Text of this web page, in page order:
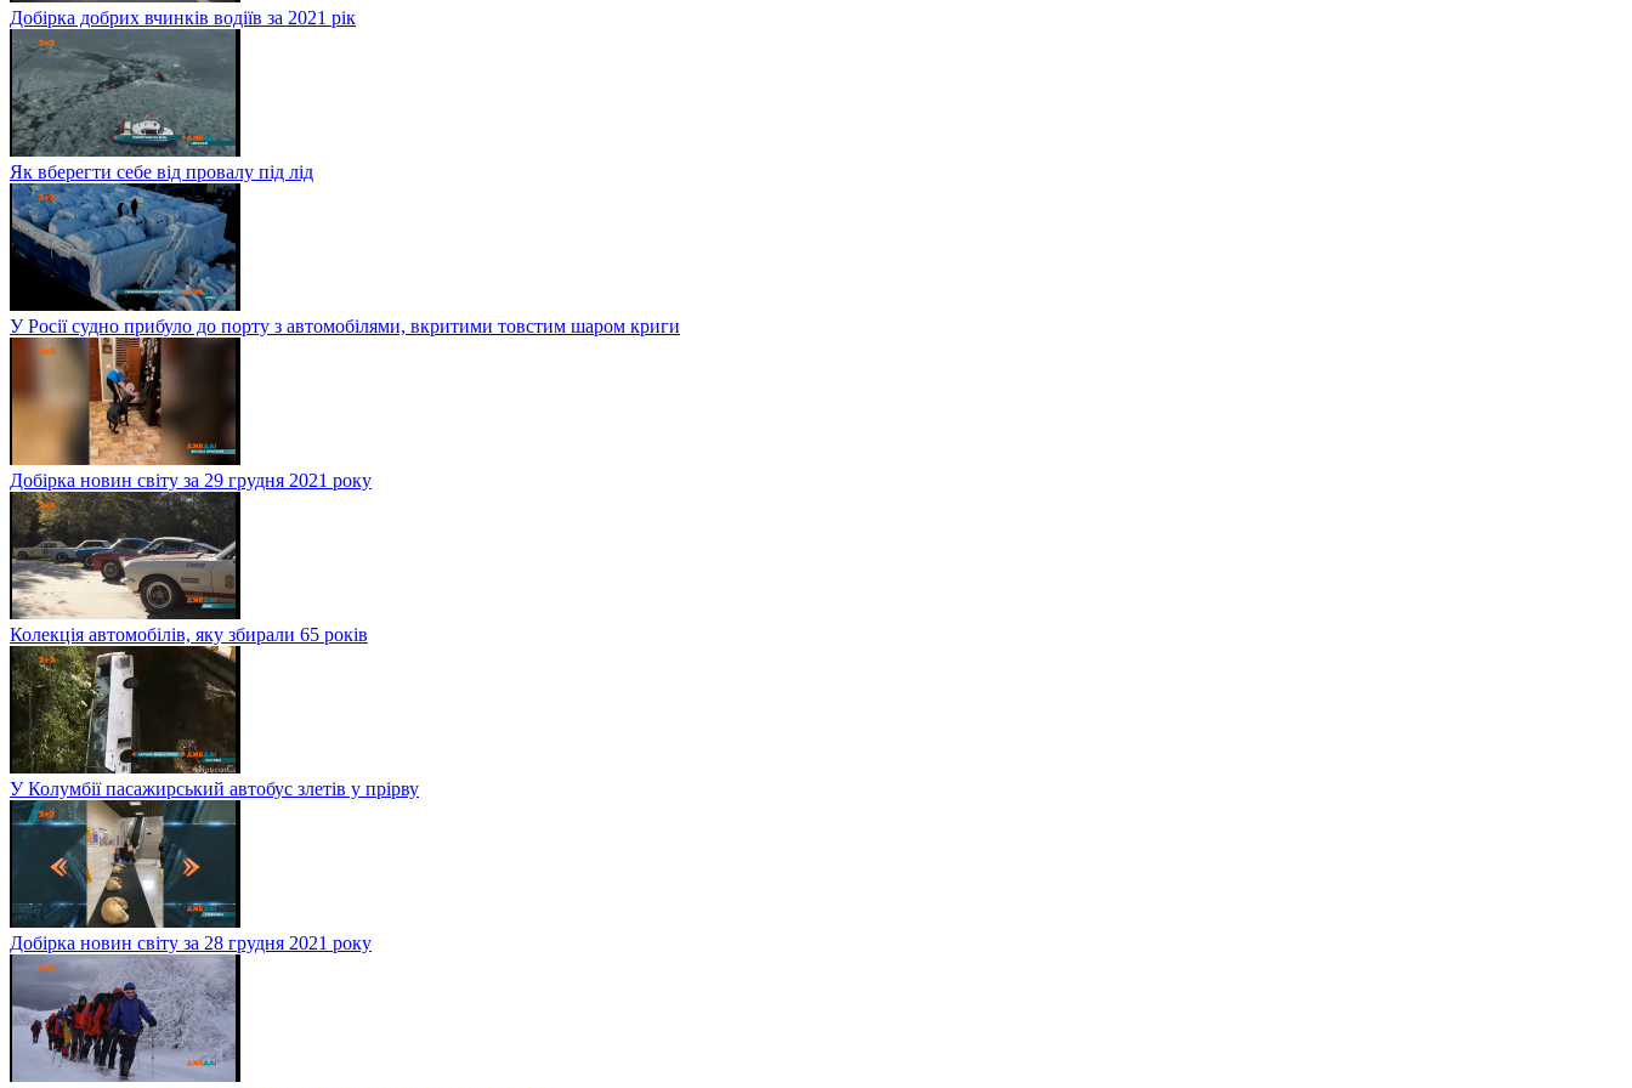
Добірка добрих вчинків водіїв за 2021 рік
Як вберегти себе від провалу під лід
У Росії судно прибуло до порту з автомобілями, вкритими товстим шаром криги
Добірка новин світу за 29 грудня 2021 року
Колекція автомобілів, яку збирали 65 років
У Колумбії пасажирський автобус злетів у прірву
Добірка новин світу за 28 грудня 2021 року